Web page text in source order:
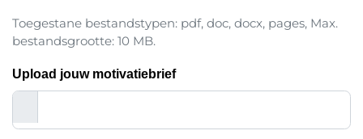
Toegestane bestandstypen: pdf, doc, docx, pages, Max.
bestandsgrootte: 10 MB.
Upload jouw motivatiebrief